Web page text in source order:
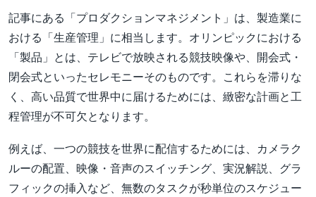
記事にある「プロダクションマネジメント」は、製造業に
おける「生産管理」に相当します。オリンピックにおける
「製品」とは、テレビで放映される競技映像や、開会式・
閉会式といったセレモニーそのものです。これらを滞りな
く、高い品質で世界中に届けるためには、緻密な計画と工
程管理が不可欠となります。
例えば、一つの競技を世界に配信するためには、カメラク
ルーの配置、映像・音声のスイッチング、実況解説、グラ
フィックの挿入など、無数のタスクが秒単位のスケジュー